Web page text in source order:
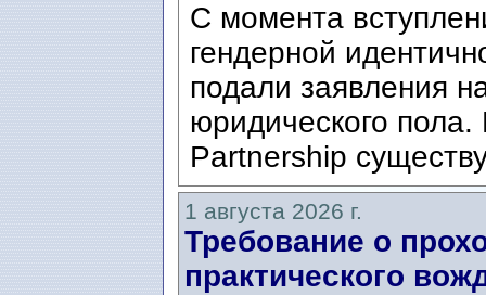
С момента
гендерной
подали заявления
юридического
Partnership
1 августа 2026 г.
Требование о
практического